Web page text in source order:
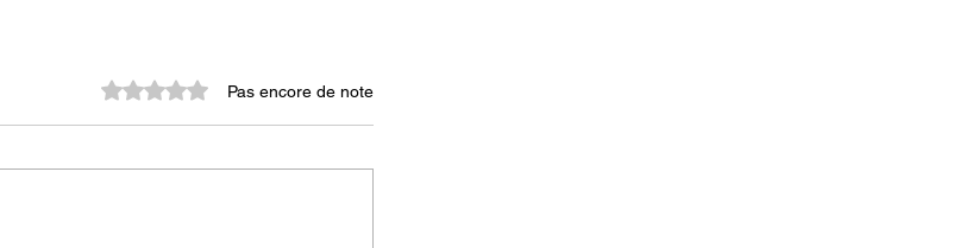
Noté 0 étoile sur 5.Pas encore de note